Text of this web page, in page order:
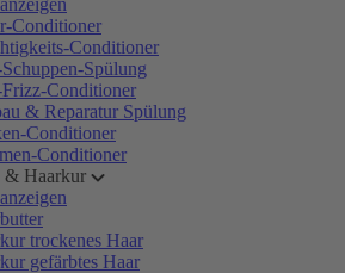
Conditioner
Conditioner
Spülung
Conditioner
& Reparatur Spülung
Conditioner
Conditioner
& Haarkur
trockenes Haar
gefärbtes Haar